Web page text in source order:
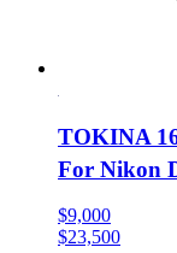
TOKINA
For Nikon
$9,000
$23,500